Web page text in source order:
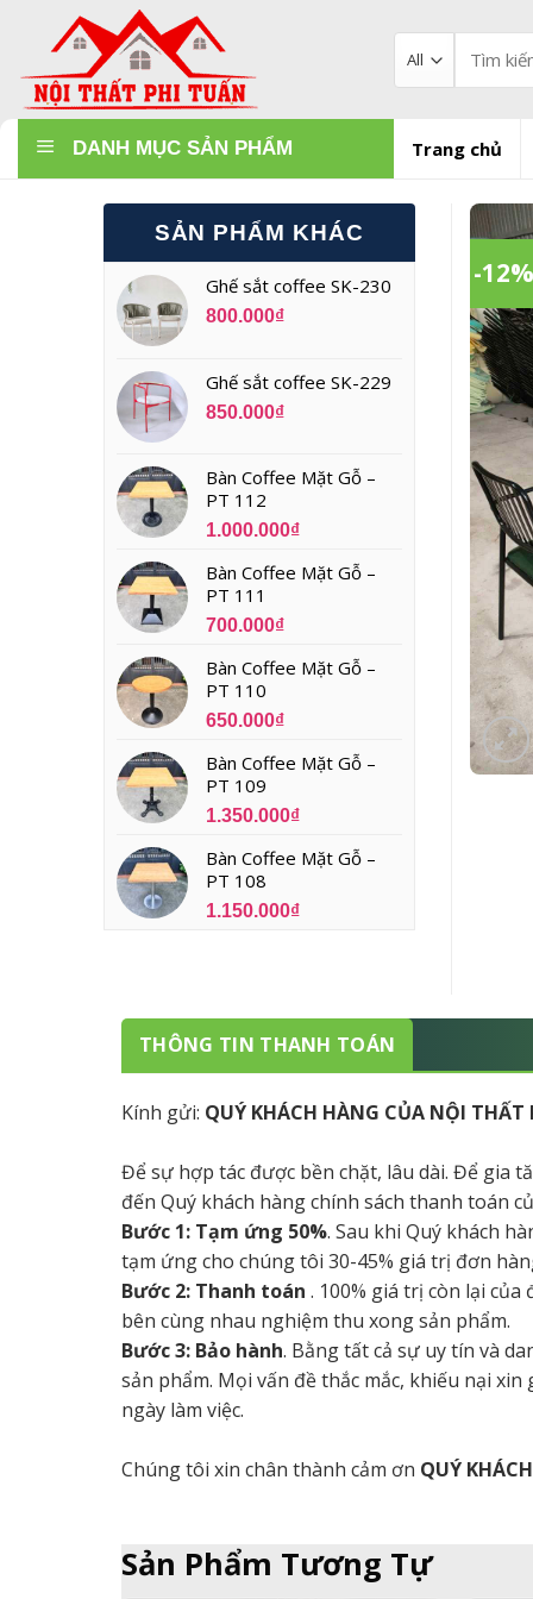
content
kiếm:
DANH MỤC SẢN PHẨM Trang chủ
-12%
SẢN PHẨM KHÁC
Ghế sắt coffee SK-230
800.000₫
Ghế sắt coffee SK-229
850.000₫
Bàn Coffee Mặt Gỗ –
PT 112
1.000.000₫
Bàn Coffee Mặt Gỗ –
PT 111
700.000₫
Bàn Coffee Mặt Gỗ –
PT 110
650.000₫
Bàn Coffee Mặt Gỗ –
PT 109
1.350.000₫
Bàn Coffee Mặt Gỗ –
PT 108
1.150.000₫
THÔNG TIN THANH TOÁN
Kính gửi: QUÝ KHÁCH HÀNG CỦA NỘI THẤT
Để sự hợp tác được bền chặt, lâu dài. Để gia
đến Quý khách hàng chính sách thanh toán
Bước 1: Tạm ứng 50%. Sau khi Quý khách
tạm ứng cho chúng tôi 30-45% giá trị đơn
Bước 2: Thanh toán . 100% giá trị còn lại
bên cùng nhau nghiệm thu xong sản phẩm.
Bước 3: Bảo hành. Bằng tất cả sự uy tín và
sản phẩm. Mọi vấn đề thắc mắc, khiếu nại xin
ngày làm việc.
Chúng tôi xin chân thành cảm ơn QUÝ
Sản Phẩm Tương Tự